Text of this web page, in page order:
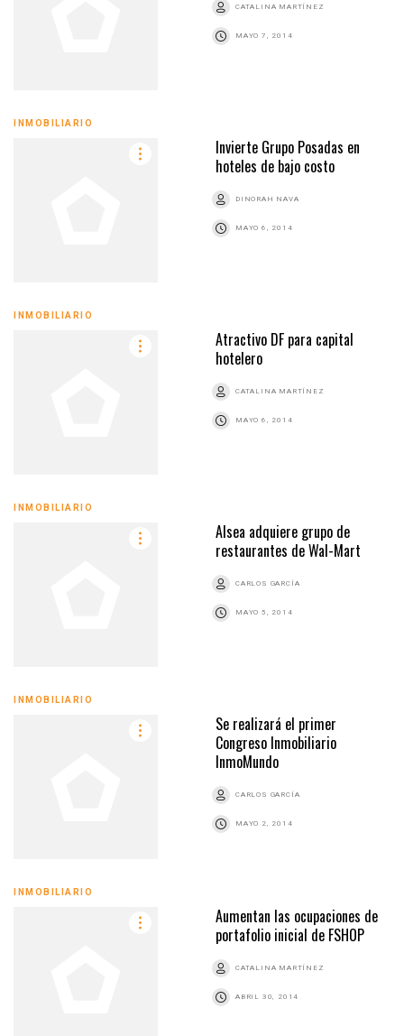
CATALINA MARTÍNEZ
MAYO 7, 2014
INMOBILIARIO
Invierte Grupo Posadas en
hoteles de bajo costo
DINORAH NAVA
MAYO 6, 2014
INMOBILIARIO
Atractivo DF para capital
hotelero
CATALINA MARTÍNEZ
MAYO 6, 2014
INMOBILIARIO
Alsea adquiere grupo de
restaurantes de Wal-Mart
CARLOS GARCÍA
MAYO 5, 2014
INMOBILIARIO
Se realizará el primer
Congreso Inmobiliario
InmoMundo
CARLOS GARCÍA
MAYO 2, 2014
INMOBILIARIO
Aumentan las ocupaciones de
portafolio inicial de FSHOP
CATALINA MARTÍNEZ
ABRIL 30, 2014